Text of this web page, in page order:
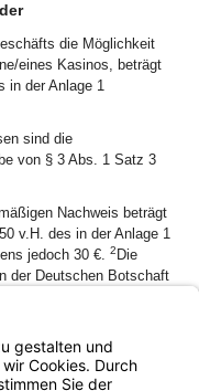
die Möglichkeit
eines Kasinos, beträgt
in der Anlage 1
sind die
von § 3 Abs. 1 Satz 3
Nachweis beträgt
v.H. des in der Anlage 1
jedoch 30 €. 2 Die
der Deutschen Botschaft
Reisekostengesetzes
Ablehnung Art. 11 Abs. 3